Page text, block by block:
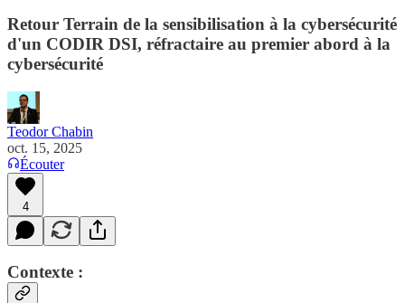
Retour Terrain de la sensibilisation à la cybersécurité
d'un CODIR DSI, réfractaire au premier abord à la
cybersécurité
Teodor Chabin
oct. 15, 2025
Écouter
4
Contexte :